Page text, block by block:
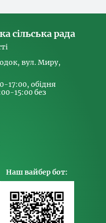
сільська рада
вул. Миру,
17:00, обідня
15:00 без
Наш вайбер бот: